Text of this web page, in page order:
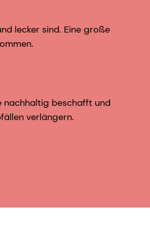
lecker sind. Eine große
nachhaltig beschafft und
verlängern.